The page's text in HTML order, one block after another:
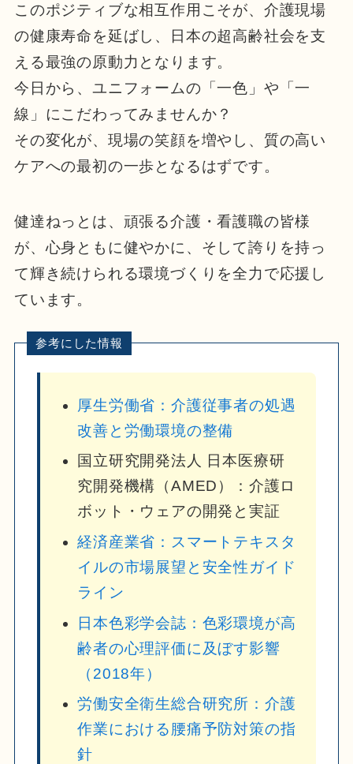
このポジティブな相互作用こそが、介護現場
の健康寿命を延ばし、日本の超高齢社会を支
える最強の原動力となります。
今日から、ユニフォームの「一色」や「一
線」にこだわってみませんか？
その変化が、現場の笑顔を増やし、質の高い
ケアへの最初の一歩となるはずです。
健達ねっとは、頑張る介護・看護職の皆様
が、心身ともに健やかに、そして誇りを持っ
て輝き続けられる環境づくりを全力で応援し
ています。
厚生労働省：介護従事者の処遇
改善と労働環境の整備
国立研究開発法人 日本医療研
究開発機構（AMED）：介護ロ
ボット・ウェアの開発と実証
経済産業省：スマートテキスタ
イルの市場展望と安全性ガイド
ライン
日本色彩学会誌：色彩環境が高
齢者の心理評価に及ぼす影響
（2018年）
労働安全衛生総合研究所：介護
作業における腰痛予防対策の指
針